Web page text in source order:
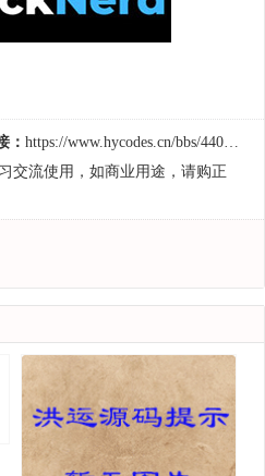
： https://www.hycodes.cn/bbs/440.html
交流使用，如商业用途，请购正